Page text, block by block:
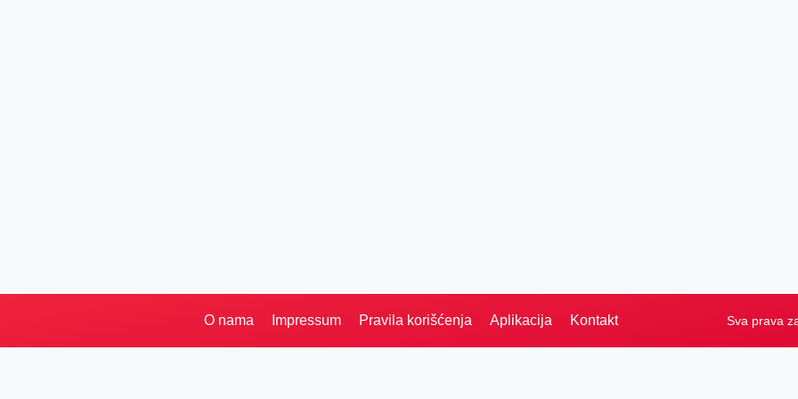
O nama Impressum Pravila korišćenja Aplikacija Kontakt Sva prava